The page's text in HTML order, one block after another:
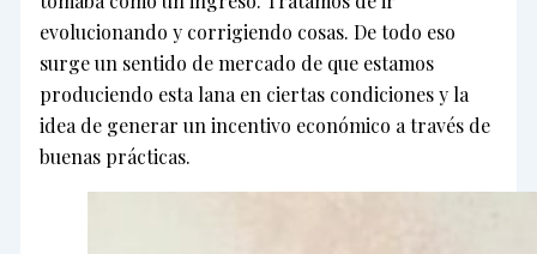
evolucionando y corrigiendo cosas. De todo eso
surge un sentido de mercado de que estamos
produciendo esta lana en ciertas condiciones y la
idea de generar un incentivo económico a través de
buenas prácticas.